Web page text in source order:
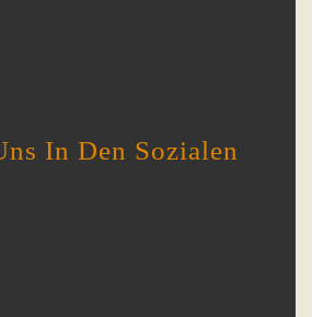
In Den Sozialen